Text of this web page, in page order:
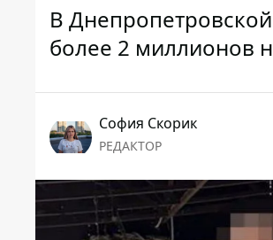
В
более 2 миллионов
София Скорик
РЕДАКТОР